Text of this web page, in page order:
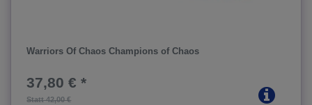
Warriors Of Chaos Champions of Chaos
Statt 42,00 €
37,80 € *